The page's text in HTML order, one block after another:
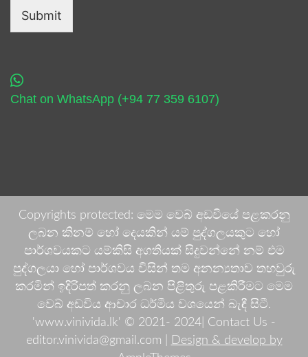
Submit
Chat on WhatsApp (+94 77 359 6107)
Copyrights protected: මෙම වෙබ් අඩවියේ පළකරනු
ලබන කිනම් හෝ දෙයකින් යම් පුද්ගලයකුට හෝ
පාර්ශවයකට යම්කිසි අගතියක් සිදුවන්නේ නම් එම
පුද්ගලයා හෝ පාර්ශවය විසින් තම අනන්‍යතාව තහවුරු
කරමින් ඉදිරිපත් කරනු ලබන පිළිතුරු පළකිරීමට මෙම
වෙබ් අඩවිය ආචාර ධර්මීය වශයෙන් බැඳී සිටී.
'www.vinivida.lk' © 2021- 2024| Contact Us -
editor.vinivida@gmail.com |
Design & develop by